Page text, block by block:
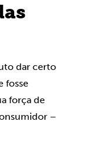
dar certo
fosse
força de
–